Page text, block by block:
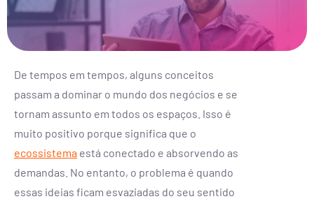
De tempos em tempos, alguns conceitos
passam a dominar o mundo dos negócios e se
tornam assunto em todos os espaços. Isso é
muito positivo porque significa que o
ecossistema está conectado e absorvendo as
demandas. No entanto, o problema é quando
essas ideias ficam esvaziadas do seu sentido